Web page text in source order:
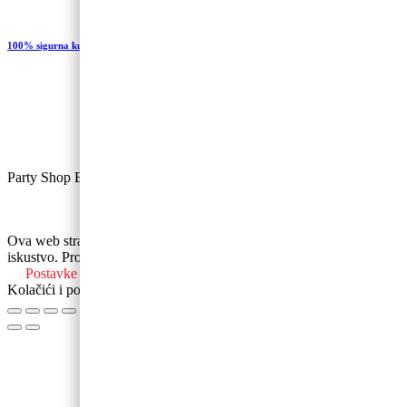
100% sigurna kupovina
Party Shop Baloncic, obrt ©
Ova web stranica koristi kolačiće kako bi poboljšala vaše korisničko
iskustvo. Proučite postavke kolačića ili prihvatite njihovo korištenje.
Postavke kolačića
Kolačići i politika privatnosti